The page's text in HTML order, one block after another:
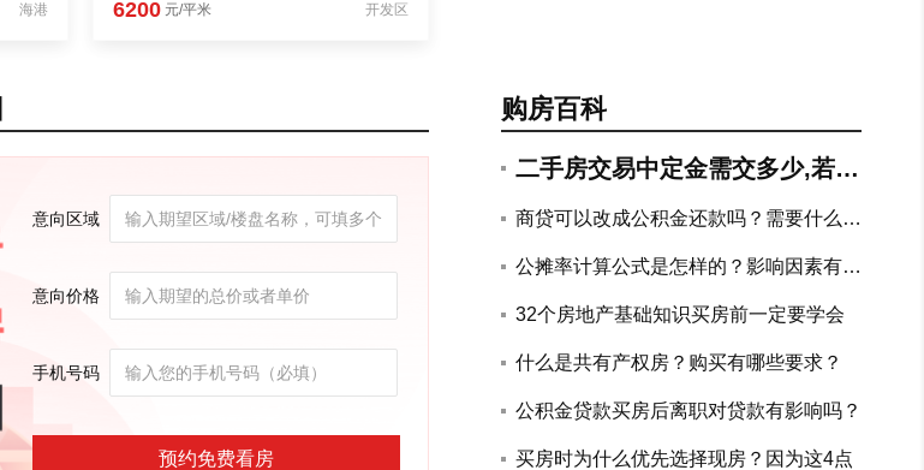
海港 6200 元/平米 开发区
意向区域
意向价格
手机号码
预约免费看房
购房百科
二手房交易中定金需交多少,若违
约如何赔付?
商贷可以改成公积金还款吗？需要什么手
公摊率计算公式是怎样的？影响因素有哪
32个房地产基础知识买房前一定要学会
什么是共有产权房？购买有哪些要求？
公积金贷款买房后离职对贷款有影响吗？
买房时为什么优先选择现房？因为这4点